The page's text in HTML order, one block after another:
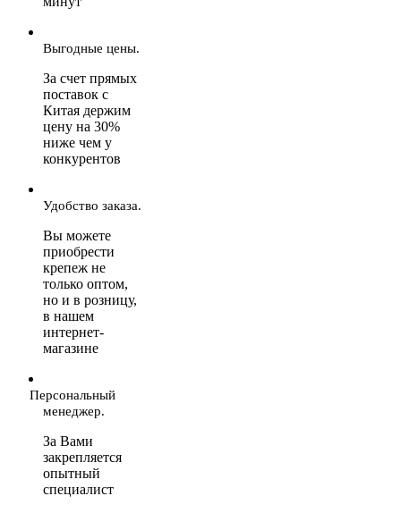
Выгодные цены.
За счет прямых
поставок с
Китая держим
цену на 30%
ниже чем у
конкурентов
Удобство заказа.
Вы можете
приобрести
крепеж не
только оптом,
но и в розницу,
в нашем
интернет-
магазине
Персональный
менеджер.
За Вами
закрепляется
опытный
специалист